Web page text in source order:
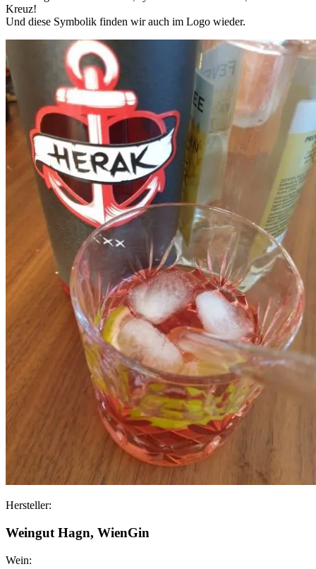
Kreuz!
Und diese Symbolik finden wir auch im Logo wieder.
Hersteller:
Weingut Hagn, WienGin
Wein: